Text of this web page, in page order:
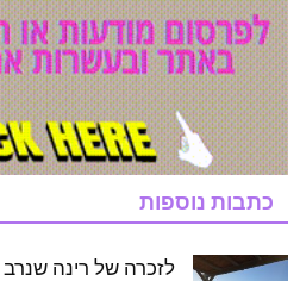
כתבות נוספות
לזכרה של רינה